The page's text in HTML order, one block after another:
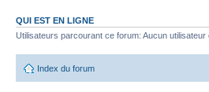
QUI EST EN LIGNE
Utilisateurs parcourant ce forum: Aucun utilisateur
Index du forum